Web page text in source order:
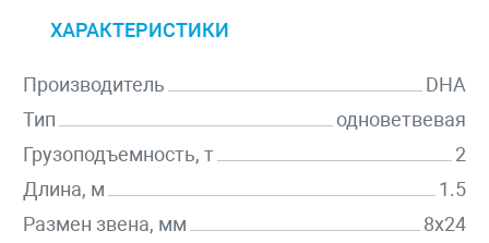
ХАРАКТЕРИСТИКИ
Производитель
DHA
Тип
одноветвевая
Грузоподъемность, т
2
Длина, м
1.5
Размен звена, мм
8х24